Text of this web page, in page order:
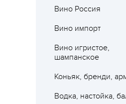
Вино Россия
Вино импорт
Вино игристое,
шампанское
Коньяк, бренди,
Водка, настойка,